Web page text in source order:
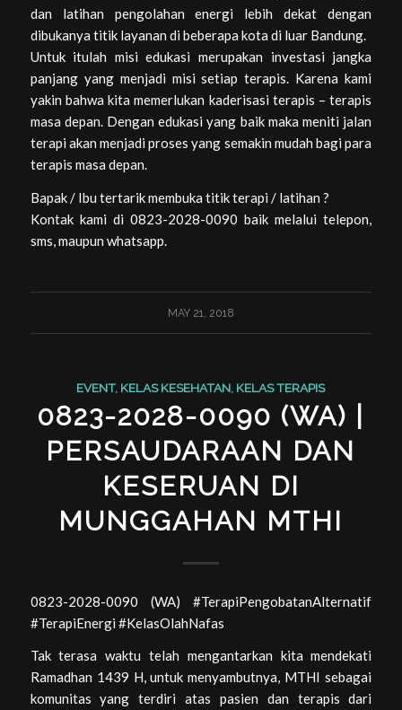
dan latihan pengolahan energi lebih dekat dengan
dibukanya titik layanan di beberapa kota di luar Bandung.
Untuk itulah misi edukasi merupakan investasi jangka
panjang yang menjadi misi setiap terapis. Karena kami
yakin bahwa kita memerlukan kaderisasi terapis – terapis
masa depan. Dengan edukasi yang baik maka meniti jalan
terapi akan menjadi proses yang semakin mudah bagi para
terapis masa depan.
Bapak / Ibu tertarik membuka titik terapi / latihan ?
Kontak kami di 0823-2028-0090 baik melalui telepon,
sms, maupun whatsapp.
MAY 21, 2018
EVENT, KELAS KESEHATAN, KELAS TERAPIS
0823-2028-0090 (WA) |
PERSAUDARAAN DAN
KESERUAN DI
MUNGGAHAN MTHI
0823-2028-0090 (WA) #TerapiPengobatanAlternatif
#TerapiEnergi #KelasOlahNafas
Tak terasa waktu telah mengantarkan kita mendekati
Ramadhan 1439 H, untuk menyambutnya, MTHI sebagai
komunitas yang terdiri atas pasien dan terapis dari